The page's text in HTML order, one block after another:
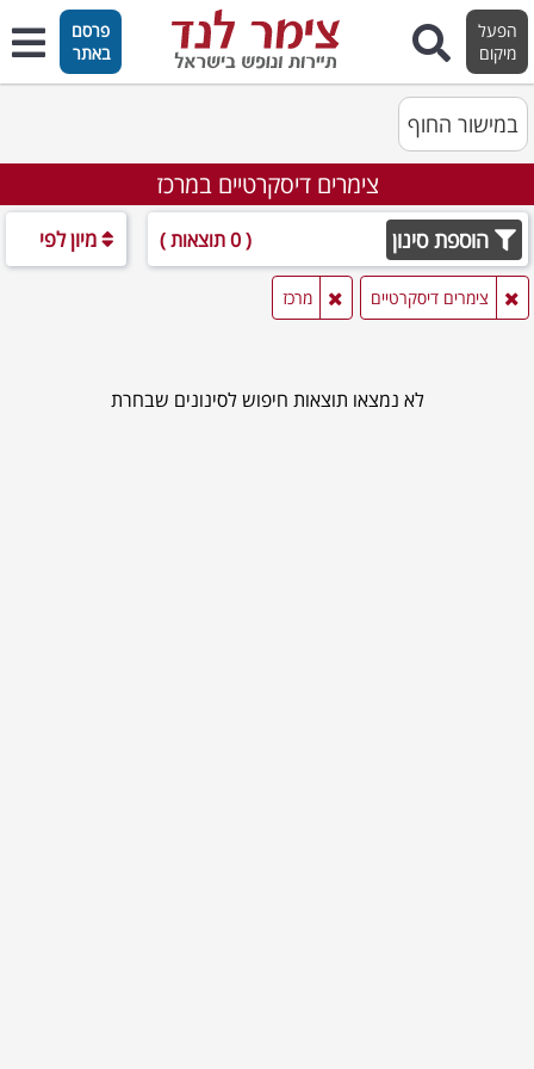
הפעל
מיקום
פרסם
באתר
במישור החוף
צימרים דיסקרטיים במרכז
הוספת סינון ( 0 תוצאות ) מיון לפי
צימרים דיסקרטיים מרכז
לא נמצאו תוצאות חיפוש לסינונים שבחרת